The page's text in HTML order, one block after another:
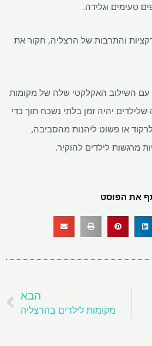
טעימים וגלידה.
והתרבות של הרצליה, חקור את
עם השילוב האקלקטי שלה של מקומות
יהיה זמן בלתי נשכח תוך כדי
או פשוט ליהנות מהסביבה,
מרגשות לילדים להוקיר.
את הפוסט
הבא
מקומות לילדים בהרצליה